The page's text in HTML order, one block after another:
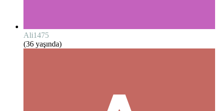
Ali1475
(36 yaşında)